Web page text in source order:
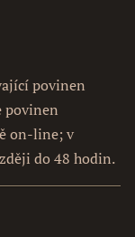
povinen
povinen
on-line; v
do 48 hodin.